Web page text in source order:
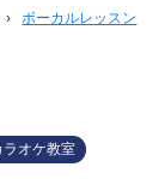
›
ボーカルレッスン
ラオケ教室